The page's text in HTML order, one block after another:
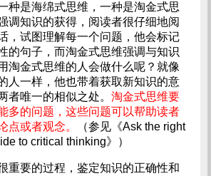
种是海绵式思维，一种是淘金式思
调知识的获得，阅读者很仔细地阅
，试图理解每一个问题，他会标记
的句子，而淘金式思维强调与知识
淘金式思维的人会做什么呢？就像
人一样，他也带着获取新知识的意
者唯一的相似之处。 淘金式思维要
多的问题，这些问题可以帮助读者
点或者观念。
（参见《Ask the right
to critical thinking》）
重要的过程，鉴定知识的正确性和